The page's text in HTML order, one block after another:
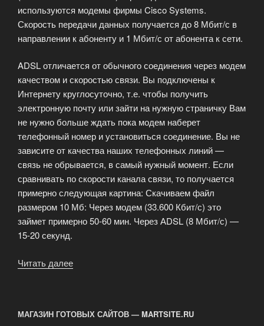
используются модемы фирмы Cisco Systems.
Скорость передачи данных получается до 8 Мбит/с в
направлении к абоненту и 1 Мбит/с от абонента к сети.
ADSL отличается от обычного соединения через модем
качеством и скоростью связи. Вы подключены к
Интернету круглосуточно, т.е. чтобы получить
электронную почту или зайти на нужную страничку Вам
не нужно больше ждать пока модем наберет
телефонный номер и установиться соединение. Вы не
зависите от качества наших телефонных линий —
связь не обрывается, в самый нужный момент. Если
сравнивать по скорости канала связи, то получается
примерно следующая картина: Скачиваем файл
размером 10 Мб: Через модем (33.600 Кбит/с) это
займет примерно 50-60 мин. Через АDSL (8 Мбит/с) —
15-20 секунд.
Читать далее
Internet
МАГАЗИН ГОТОВЫХ САЙТОВ — MARTSITE.RU